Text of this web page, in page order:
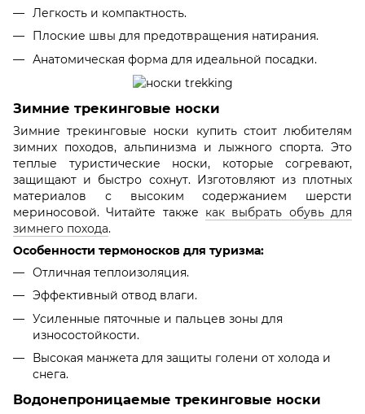
Легкость и компактность.
Плоские швы для предотвращения натирания.
Анатомическая форма для идеальной посадки.
Зимние трекинговые носки
Зимние трекинговые носки купить стоит любителям
зимних походов, альпинизма и лыжного спорта. Это
теплые туристические носки, которые согревают,
защищают и быстро сохнут. Изготовляют из плотных
материалов с высоким содержанием шерсти
мериносовой. Читайте также как выбрать обувь для
зимнего похода.
Особенности термоносков для туризма:
Отличная теплоизоляция.
Эффективный отвод влаги.
Усиленные пяточные и пальцев зоны для
износостойкости.
Высокая манжета для защиты голени от холода и
снега.
Водонепроницаемые трекинговые носки